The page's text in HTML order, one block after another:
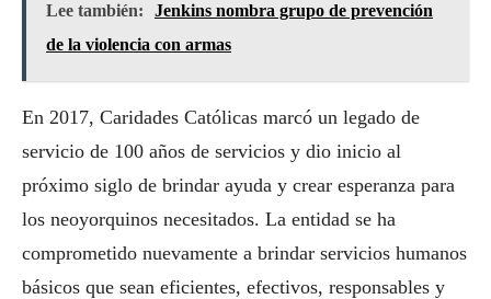
Lee también:
Jenkins nombra grupo de prevención
de la violencia con armas
En 2017, Caridades Católicas marcó un legado de
servicio de 100 años de servicios y dio inicio al
próximo siglo de brindar ayuda y crear esperanza para
los neoyorquinos necesitados. La entidad se ha
comprometido nuevamente a brindar servicios humanos
básicos que sean eficientes, efectivos, responsables y